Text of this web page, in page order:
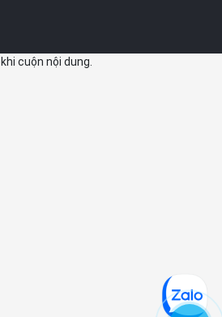
cuộn nội dung.